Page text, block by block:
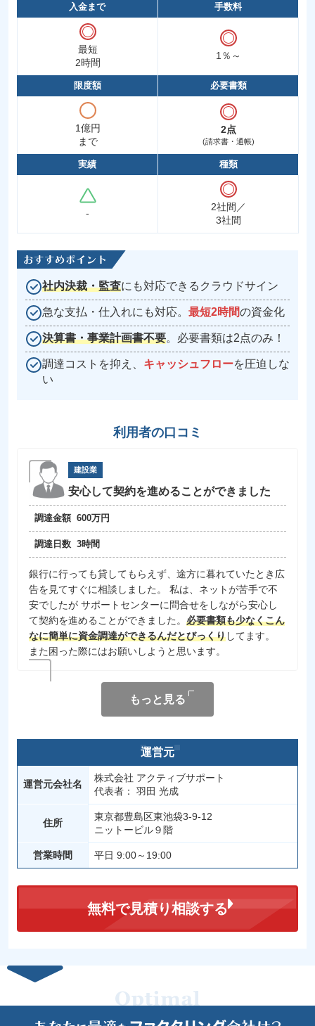
入金まで 手数料
最短
2時間
1％～
限度額 必要書類
1億円
まで
2点
(請求書・通帳)
実績 種類
‐
2社間／
3社間
社内決裁・監査にも対応できるクラウドサイン
急な支払・仕入れにも対応。 最短2時間の資金化
決算書・事業計画書不要。必要書類は2点のみ！
調達コストを抑え、 キャッシュフローを圧迫しな
い
利用者の口コミ
建設業
安心して契約を進めることができました
調達金額 600万円
調達日数 3時間
銀行に行っても貸してもらえず、途方に暮れていたとき広
告を見てすぐに相談しました。 私は、ネットが苦手で不
安でしたが サポートセンターに問合せをしながら安心し
て契約を進めることができました。 必要書類も少なくこん
なに簡単に資金調達ができるんだとびっくりしてます。
また困った際にはお願いしようと思います。
もっと見る
運営元
運営元会社名
株式会社 アクティブサポート
代表者： 羽田 光成
住所
東京都豊島区東池袋3-9-12
ニットービル９階
営業時間 平日 9:00～19:00
無料で見積り相談する